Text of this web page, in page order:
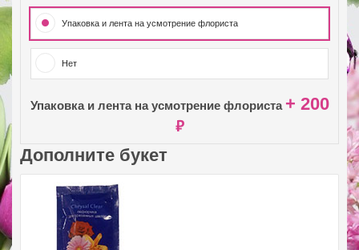
Упаковка и лента на усмотрение флориста
Нет
Упаковка и лента на усмотрение флориста + 200
₽
Дополните букет